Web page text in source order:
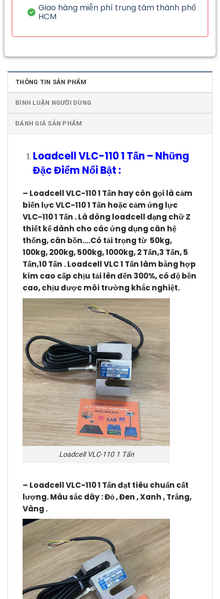
Giao hàng miễn phí trung tâm thành phố
HCM
THÔNG TIN SẢN PHẨM
BÌNH LUẬN NGƯỜI DÙNG
ĐÁNH GIÁ SẢN PHẨM
Loadcell VLC-110 1 Tấn – Những
Đặc Điểm Nổi Bật :
– Loadcell VLC-110 1 Tấn hay còn gọi là cảm
biến lực VLC-110 1 Tấn hoặc cảm ứng lực
VLC-110 1 Tấn .Là dòng loadcell dạng chữ Z
thiết kế dành cho các ứng dụng cân hệ
thống, cân bồn….Có tải trọng từ 50kg,
100kg, 200kg, 500kg, 1000kg, 2 Tấn,3 Tấn, 5
Tấn,10 Tấn .Loadcell VLC1 Tấn làm bằng hợp
kim cao cấp chịu tải lên đến 300%, có độ bền
cao, chịu được môi trường khắc nghiệt.
Loadcell VLC-110 1 Tấn
– Loadcell VLC-110 1 Tấn đạt tiêu chuẩn cất
lượng. Màu sắc dây : Đỏ , Đen , Xanh , Trắng,
Vàng .